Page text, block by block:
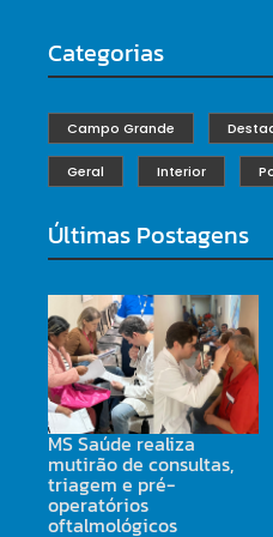
Categorias
Campo Grande
Geral Interior
Últimas Postagens
MS Saúde realiza
mutirão de consultas,
triagem e pré-
operatórios
oftalmológicos